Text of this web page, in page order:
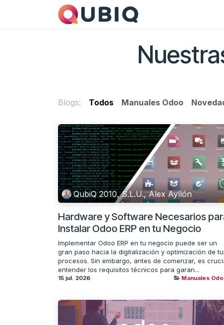
Blogs: Todos Manuales Odoo
QubiQ 2010, S.L.U., Alex Ayllón
Hardware y Software Necesarios
Instalar Odoo ERP en tu Negocio
Implementar Odoo ERP en tu negocio puede ser un
gran paso hacia la digitalización y optimización de
procesos. Sin embargo, antes de comenzar, es
entender los requisitos técnicos para garan...
15 jul. 2026 Manuales